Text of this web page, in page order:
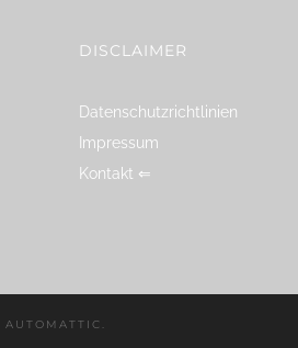
DISCLAIMER
Datenschutzrichtlinien
Impressum
Kontakt ⇐
AUTOMATTIC .